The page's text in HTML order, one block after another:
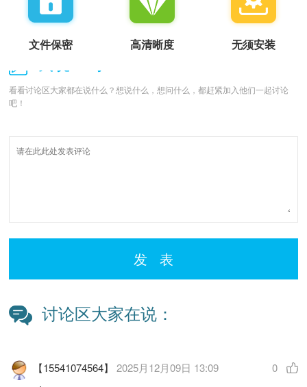
文件保密 高清晰度 无须安装
看看讨论区大家都在说什么？想说什么，想问什么，都赶紧加入他们一起讨论
吧！
发 表
讨论区大家在说：
【15541074564】2025月12月09日 13:09 0